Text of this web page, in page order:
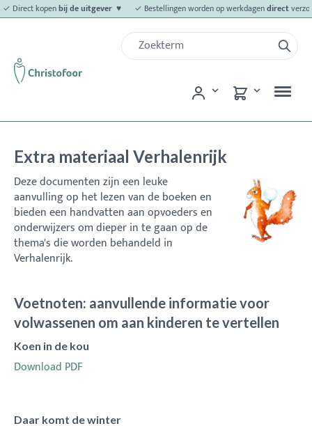
✓ Direct kopenbij de uitgever ♥ ✓ Bestellingen worden op werkdagendirect
Extra materiaal Verhalenrijk
Deze documenten zijn een leuke
aanvulling op het lezen van de boeken en
bieden een handvatten aan opvoeders en
onderwijzers om dieper in te gaan op de
thema's die worden behandeld in
Verhalenrijk.
Voetnoten: aanvullende informatie voor
volwassenen om aan kinderen te vertellen
Koen in de kou
Download PDF
Daar komt de winter